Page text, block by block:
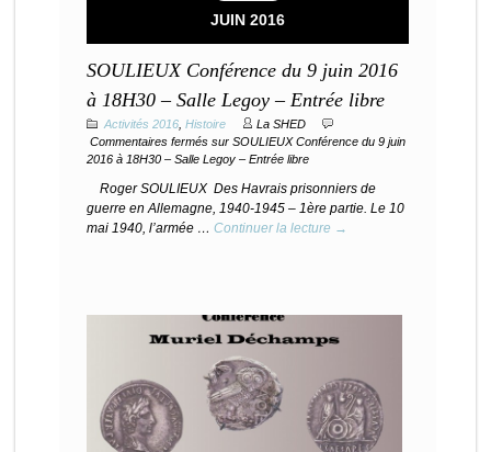
JUIN 2016
SOULIEUX Conférence du 9 juin 2016
à 18H30 – Salle Legoy – Entrée libre
Activités 2016 Histoire
La SHED
Commentaires fermés sur SOULIEUX Conférence du 9 juin
2016 à 18H30 – Salle Legoy – Entrée libre
Roger SOULIEUX Des Havrais prisonniers de
guerre en Allemagne, 1940-1945 – 1ère partie. Le 10
mai 1940, l’armée … Continuer la lecture →